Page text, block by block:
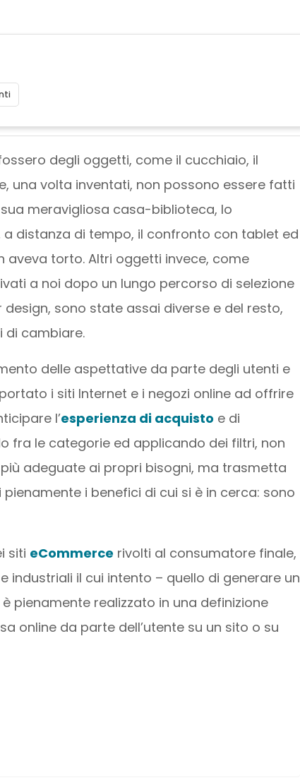
degli oggetti, come il cucchiaio, il
una volta inventati, non possono essere fatti
meravigliosa casa-biblioteca, lo
distanza di tempo, il confronto con tablet ed
torto. Altri oggetti invece, come
a noi dopo un lungo percorso di selezione
sono state assai diverse e del resto,
di cambiare.
delle aspettative da parte degli utenti e
i siti Internet e i negozi online ad offrire
l’esperienza di acquisto e di
fra le categorie ed applicando dei filtri, non
adeguate ai propri bisogni, ma trasmetta
i benefici di cui si è in cerca: sono
siti eCommerce rivolti al consumatore finale,
industriali il cui intento – quello di generare un
pienamente realizzato in una definizione
online da parte dell’utente su un sito o su